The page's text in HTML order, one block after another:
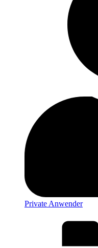
Private Anwender